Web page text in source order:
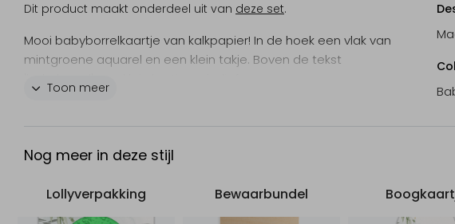
Dit product maakt onderdeel uit van deze set.
Mooi babyborrelkaartje van kalkpapier! In de hoek een vlak van
mintgroene aquarel en een klein takje. Boven de tekst
Toon meer
Nog meer in deze stijl
Lollyverpakking Bewaarbundel